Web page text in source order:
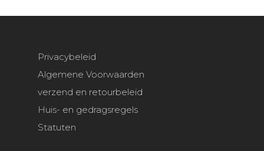
Privacybeleid
Algemene Voorwaarden
verzend en retourbeleid
Huis- en gedragsregels
Statuten